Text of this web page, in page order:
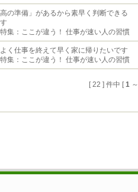
高の準備」があるから素早く判断できる
集：ここが違う！ 仕事が速い人の習慣
く仕事を終えて早く家に帰りたいです
集：ここが違う！ 仕事が速い人の習慣
[ 22 ] 件中 [1～